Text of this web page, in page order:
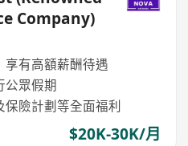
Company)
享有高額薪酬待遇
公眾假期
險計劃等全面福利
$20K-30K/月